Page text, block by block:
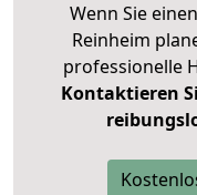
Wenn Sie
Reinheim
professionelle
Kontaktieren